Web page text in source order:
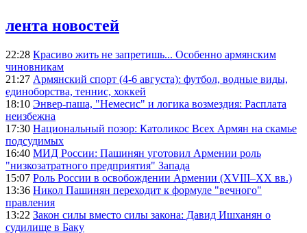
лента новостей
22:28 Красиво жить не запретишь... Особенно армянским
чиновникам
21:27 Армянский спорт (4-6 августа): футбол, водные виды,
единоборства, теннис, хоккей
18:10 Энвер-паша, "Немесис" и логика возмездия: Расплата
неизбежна
17:30 Национальный позор: Католикос Всех Армян на скамье
подсудимых
16:40 МИД России: Пашинян уготовил Армении роль
"низкозатратного предприятия" Запада
15:07 Роль России в освобождении Армении (XVIII–XX вв.)
13:36 Никол Пашинян переходит к формуле "вечного"
правления
13:22 Закон силы вместо силы закона: Давид Ишханян о
судилище в Баку